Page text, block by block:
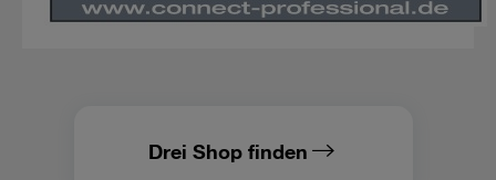
Drei Shop finden